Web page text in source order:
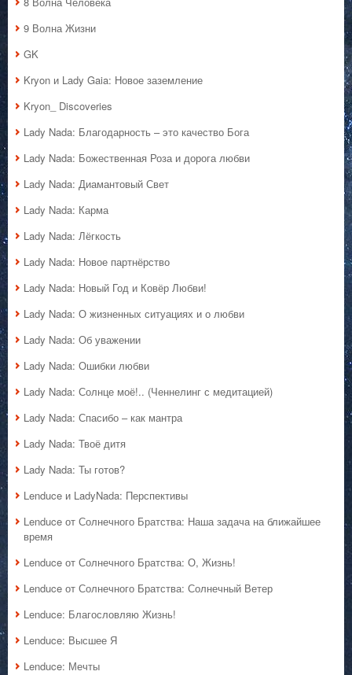
9 Волна Жизни
GK
Kryon и Lady Gaia: Новое заземление
Kryon_ Discoveries
Lady Nada: Благодарность – это качество Бога
Lady Nada: Божественная Роза и дорога любви
Lady Nada: Диамантовый Свет
Lady Nada: Карма
Lady Nada: Лёгкость
Lady Nada: Новое партнёрство
Lady Nada: Новый Год и Ковёр Любви!
Lady Nada: О жизненных ситуациях и о любви
Lady Nada: Об уважении
Lady Nada: Ошибки любви
Lady Nada: Солнце моё!.. (Ченнелинг с медитацией)
Lady Nada: Спасибо – как мантра
Lady Nada: Твоё дитя
Lady Nada: Ты готов?
Lenduce и LadyNada: Перспективы
Lenduce от Солнечного Братства: Наша задача на ближайшее
время
Lenduce от Солнечного Братства: О, Жизнь!
Lenduce от Солнечного Братства: Солнечный Ветер
Lenduce: Благословляю Жизнь!
Lenduce: Высшее Я
Lenduce: Мечты